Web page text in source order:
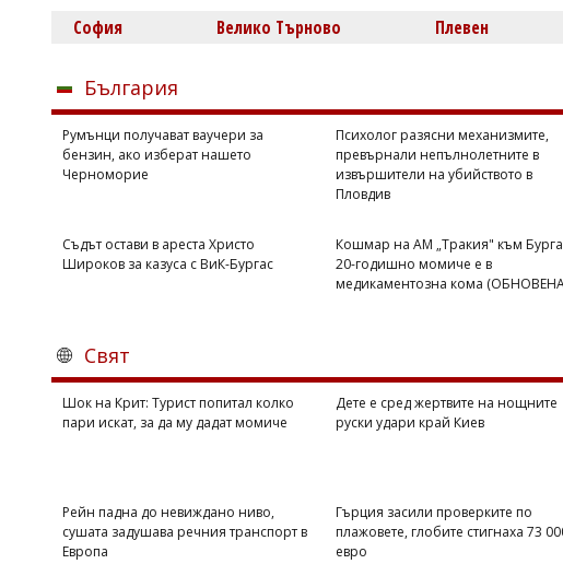
office@flagman.bg
Коментарите
въвеждат
отговорност
коментар,
София Велико Търново Плевен
България
Румънци получават ваучери за
бензин, ако изберат нашето
Черноморие
Психолог разясни механизмите,
превърнали непълнолетните в
извършители на убийството в
Пловдив
Съдът остави в ареста Христо
Широков за казуса с ВиК-Бургас
Кошмар на АМ „Тракия" към
20-годишно момиче е в
медикаментозна кома
Свят
Шок на Крит: Турист попитал колко
пари искат, за да му дадат момиче
Дете е сред жертвите на нощните
руски удари край Киев
Рейн падна до невиждано ниво,
сушата задушава речния транспорт в
Европа
Гърция засили проверките по
плажовете, глобите стигнаха 73
евро